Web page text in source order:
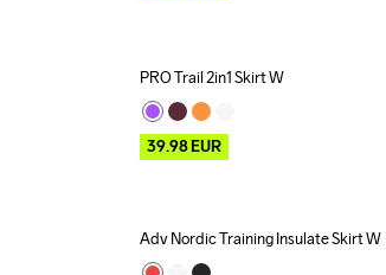
Outlet
PRO Trail 2in1 Skirt W
39.98EUR
Outlet
Adv Nordic Training Insulate Skirt W